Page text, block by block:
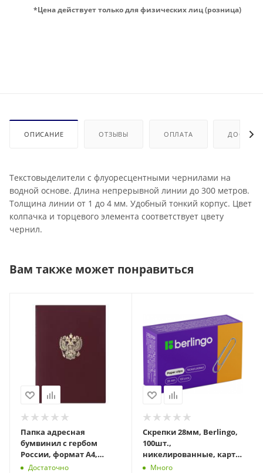
*Цена действует только для физических лиц (розница)
ОПИСАНИЕ ОТЗЫВЫ ОПЛАТА
Текстовыделители с флуоресцентными чернилами на
водной основе. Длина непрерывной линии до 300 метров.
Толщина линии от 1 до 4 мм. Удобный тонкий корпус. Цвет
колпачка и торцевого элемента соответствует цвету
чернил.
Вам также может понравиться
Папка адресная
бумвинил с гербом
России, формат А4,
бордовая,
Достаточно
Скрепки 28мм, Berlingo,
100шт.,
никелированные, карт.
упаковка
Много